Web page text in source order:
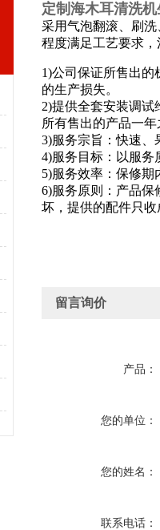
定制海木耳清洗
采用气泡翻滚、刷
程度满足工艺要求
1)公司保证所售出
的生产损失。
2)提供全套安装调
所有售出的产品一
3)服务宗旨：快速
4)服务目标：以服务
5)服务效率：保修
6)服务原则：产品保
坏，提供的配件只
留言询价
产品：
您的单位：
您的姓名：
联系电话：